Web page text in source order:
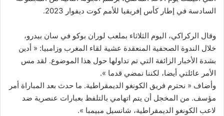
السادسة في إطار كأس إفريقيا للأمم كوت ديفوار 2023.
وقال الركراكي، اليوم الثلاثاء بملعب لوران بوكو في سان بيدرو،
خلال الندوة الصحفية المنعقدة عشية لقاء المغرب وزامبيا: « أدين
بشدة الأخبار الزائفة التي تم تداولها حول هذا الموضوع. لقد مس
الأمر عائلتي أيضا، لكننا نمضي قدما ».
وأضاف « نحترم فريق الكونغو الديمقراطية. ما حدث بعد المباراة أمر
مؤسف. من المخجل أن يتم اتهامي بالتلفظ بعبارات عنصرية ضد
لاعب الكونغو الديمقراطية، شانسيل مبيمبا ».